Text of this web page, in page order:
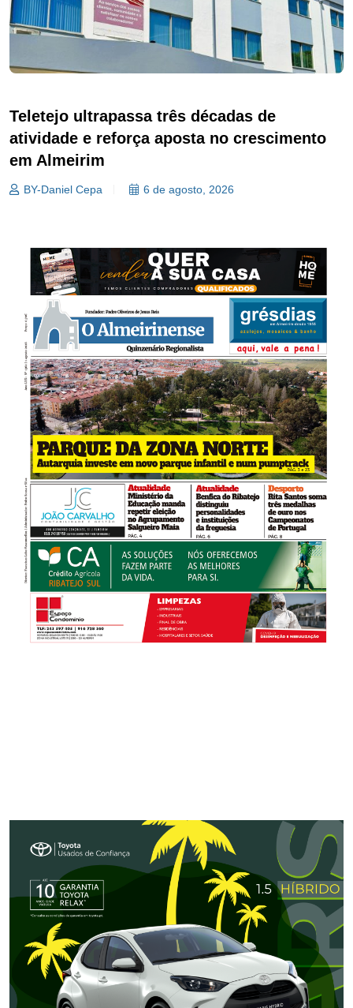
Teletejo ultrapassa três décadas de
atividade e reforça aposta no crescimento
em Almeirim
BY-Daniel Cepa 6 de agosto, 2026